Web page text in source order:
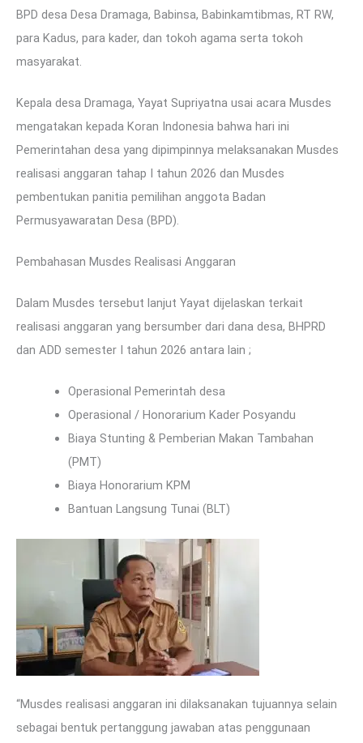
BPD desa Desa Dramaga, Babinsa, Babinkamtibmas, RT RW,
para Kadus, para kader, dan tokoh agama serta tokoh
masyarakat.
Kepala desa Dramaga, Yayat Supriyatna usai acara Musdes
mengatakan kepada Koran Indonesia bahwa hari ini
Pemerintahan desa yang dipimpinnya melaksanakan Musdes
realisasi anggaran tahap I tahun 2026 dan Musdes
pembentukan panitia pemilihan anggota Badan
Permusyawaratan Desa (BPD).
Pembahasan Musdes Realisasi Anggaran
Dalam Musdes tersebut lanjut Yayat dijelaskan terkait
realisasi anggaran yang bersumber dari dana desa, BHPRD
dan ADD semester I tahun 2026 antara lain ;
Operasional Pemerintah desa
Operasional / Honorarium Kader Posyandu
Biaya Stunting & Pemberian Makan Tambahan
(PMT)
Biaya Honorarium KPM
Bantuan Langsung Tunai (BLT)
“Musdes realisasi anggaran ini dilaksanakan tujuannya selain
sebagai bentuk pertanggung jawaban atas penggunaan